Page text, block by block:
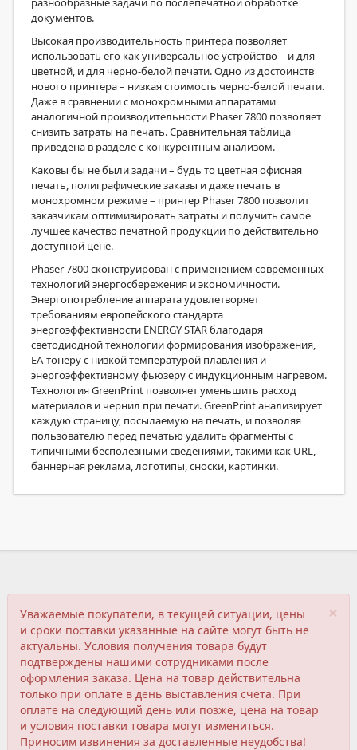
документов.
Высокая производительность принтера позволяет
использовать его как универсальное устройство – и для
цветной, и для черно-белой печати. Одно из достоинств
нового принтера – низкая стоимость черно-белой печати.
Даже в сравнении с монохромными аппаратами
аналогичной производительности Phaser 7800 позволяет
снизить затраты на печать. Сравнительная таблица
приведена в разделе с конкурентным анализом.
Каковы бы не были задачи – будь то цветная офисная
печать, полиграфические заказы и даже печать в
монохромном режиме – принтер Phaser 7800 позволит
заказчикам оптимизировать затраты и получить самое
лучшее качество печатной продукции по действительно
доступной цене.
Phaser 7800 сконструирован с применением современных
технологий энергосбережения и экономичности.
Энергопотребление аппарата удовлетворяет
требованиям европейского стандарта
энергоэффективности ENERGY STAR благодаря
светодиодной технологии формирования изображения,
ЕА-тонеру с низкой температурой плавления и
энергоэффективному фьюзеру с индукционным нагревом.
Технология GreenPrint позволяет уменьшить расход
материалов и чернил при печати. GreenPrint анализирует
каждую страницу, посылаемую на печать, и позволяя
пользователю перед печатью удалить фрагменты с
типичными бесполезными сведениями, такими как URL,
баннерная реклама, логотипы, сноски, картинки.
×
Уважаемые покупатели, в текущей ситуации, цены
и сроки поставки указанные на сайте могут быть не
актуальны. Условия получения товара будут
подтверждены нашими сотрудниками после
оформления заказа. Цена на товар действительна
только при оплате в день выставления счета. При
оплате на следующий день или позже, цена на товар
и условия поставки товара могут измениться.
Приносим извинения за доставленные неудобства!